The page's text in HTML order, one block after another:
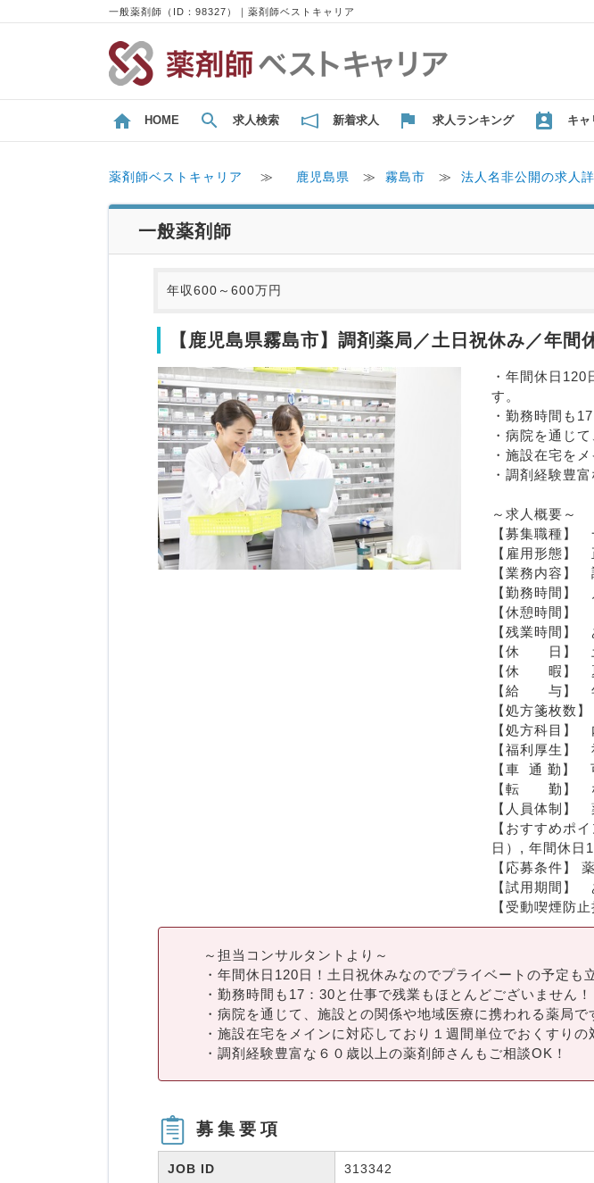
一般薬剤師（ID：98327）｜薬剤師ベストキャリア
HOME 求人検索 新着求人 求人ランキング キャ
薬剤師ベストキャリア ≫ 鹿児島県 ≫ 霧島市 ≫ 法人名非公開の求人
一般薬剤師
年収600～600万円
【鹿児島県霧島市】調剤薬局／土日祝休み／年
・年間休日
す。
・勤務時間も
・病院を通じ
・施設在宅を
・調剤経験豊
～求人概要～
【募集職種】
【雇用形態】
【業務内容】
【勤務時間】
【休憩時間】
【残業時間】
【休　　日】
【休　　暇】
【給　　与】
【処方箋枚数
【処方科目】
【福利厚生】
【車  通 勤】　
【転　　勤】　
【人員体制】
【おすすめポ
日）, 年間休日
【応募条件】
【試用期間】　
【受動喫煙防
～担当コンサルタントより～
・年間休日120日！土日祝休みなのでプライベートの予定も
・勤務時間も17：30と仕事で残業もほとんどございません！
・病院を通じて、施設との関係や地域医療に携われる薬局で
・施設在宅をメインに対応しており１週間単位でおくすりの
・調剤経験豊富な６０歳以上の薬剤師さんもご相談OK！
募集要項
JOB ID 313342